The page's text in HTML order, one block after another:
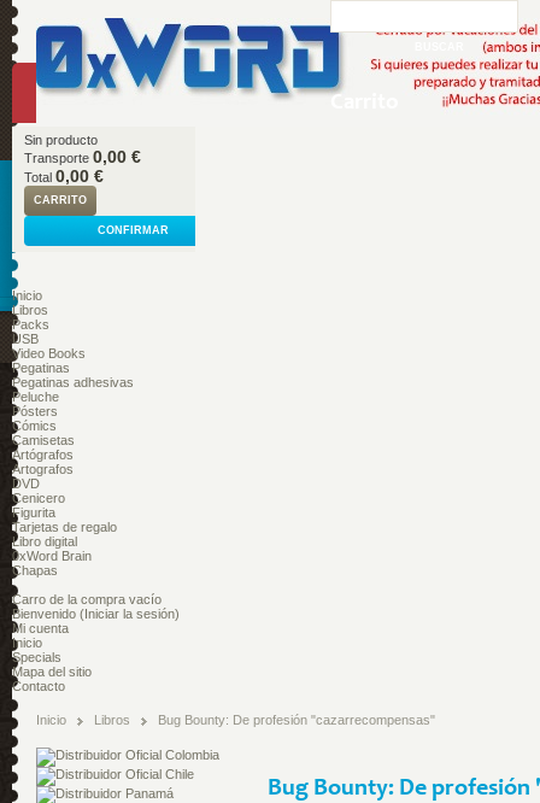
Carrito
Sin producto
Transporte 0,00 €
Total 0,00 €
CARRITO
CONFIRMAR
Inicio
Libros
Packs
USB
Video Books
Pegatinas
Pegatinas adhesivas
Peluche
Pósters
Cómics
Camisetas
Artógrafos
Artografos
DVD
Cenicero
Figurita
Tarjetas de regalo
Libro digital
0xWord Brain
Chapas
Carro de la compra vacío
Bienvenido (Iniciar la sesión)
Mi cuenta
Inicio
Specials
Mapa del sitio
Contacto
Inicio Libros Bug Bounty: De profesión "cazarrecompensas"
Bug Bounty: De